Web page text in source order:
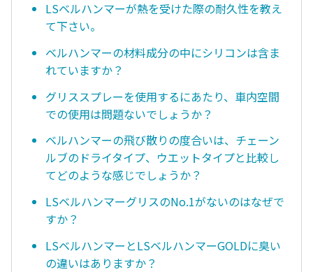
LSベルハンマーが熱を受けた際の耐久性を教え
て下さい。
ベルハンマーの材料成分の中にシリコンは含ま
れていますか？
グリススプレーを使用するにあたり、車内空間
での使用は問題ないでしょうか？
ベルハンマーの飛び散りの度合いは、チェーン
ルブのドライタイプ、ウエットタイプと比較し
てどのような感じでしょうか？
LSベルハンマーグリスのNo.1がないのはなぜで
すか？
LSベルハンマーとLSベルハンマーGOLDに臭い
の違いはありますか？